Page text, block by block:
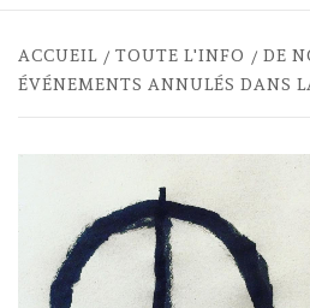
ACCUEIL TOUTE L'INFO
DE
ÉVÉNEMENTS ANNULÉS DANS